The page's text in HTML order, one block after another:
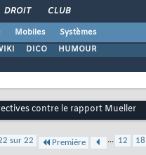
DROIT CLUB
Mobiles
Systèmes
DICO HUMOUR
contre le rapport Mueller
sur 22 Première ... 12 18